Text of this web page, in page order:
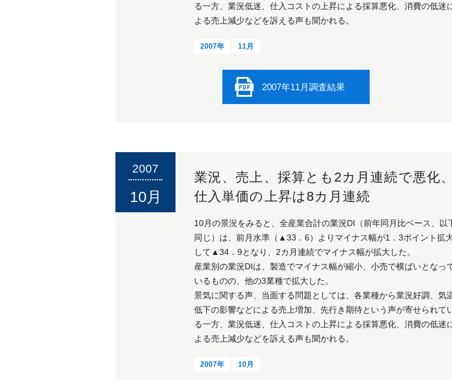
る一方、業況低迷、仕入コストの上昇による採算悪化、消費の低迷
よる売上減少などを訴える声も聞かれる。
2007年 11月
2007年11月調査結果
2007
10月
業況、売上、採算とも2カ月連続で悪化、
仕入単価の上昇は8カ月連続
10月の景況をみると、全産業合計の業況DI（前年同月比ベース、以
同じ）は、前月水準（▲33．6）よりマイナス幅が1．3ポイント拡
して▲34．9となり、2カ月連続でマイナス幅が拡大した。
産業別の業況DIは、製造でマイナス幅が縮小、小売で横ばいとなっ
いるものの、他の3業種で拡大した。
景気に関する声、当面する問題としては、各業種から業況好調、気
低下の影響などによる売上増加、先行き期待という声が寄せられて
る一方、業況低迷、仕入コストの上昇による採算悪化、消費の低迷
よる売上減少などを訴える声も聞かれる。
2007年 10月